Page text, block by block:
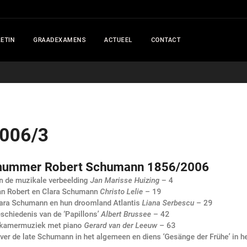
GRAADEXAMENS ACTUEEL CONTACT
3
Robert Schumann 1856/2006
de muzikale verbeelding Jan Marisse Huizing – 4
Robert en Clara Schumann Christo Lelie – 19
Schumann en hun droomland Atlantis Liana Serbescu – 29
van de ‘Papillons’Albert Brussee – 42
met piano Gerard van der Leeuw – 63
de late Schumann in het algemeen en diens ‘Gesänge der Frühe’ in